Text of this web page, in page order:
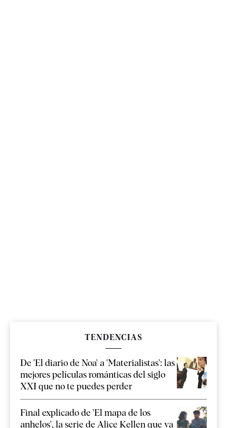
TENDENCIAS
De 'El diario de Noa' a 'Materialistas': las
mejores películas románticas del siglo
XXI que no te puedes perder
Final explicado de 'El mapa de los
anhelos', la serie de Alice Kellen que ya